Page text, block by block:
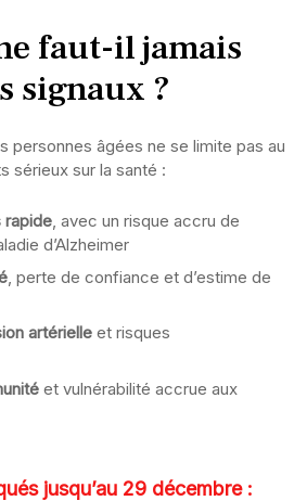
faut-il jamais
signaux ?
personnes âgées ne se limite pas au
sérieux sur la santé :
rapide, avec un risque accru de
d’Alzheimer
, perte de confiance et d’estime de
artérielle et risques
et vulnérabilité accrue aux
jusqu’au 29 décembre :